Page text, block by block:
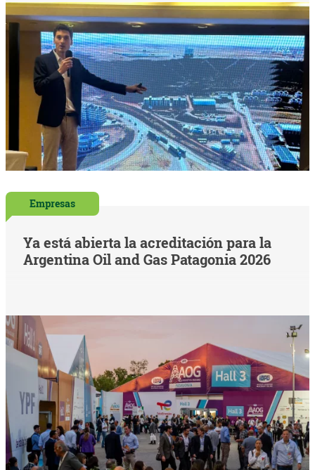
Empresas
Ya está abierta la acreditación para la
Argentina Oil and Gas Patagonia 2026